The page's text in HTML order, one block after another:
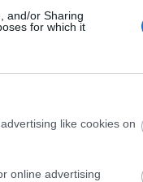
and/or Sharing
for which it
like cookies on
online advertising
είναι φυσικά η
επίσης, να πάρεις
Επομένως:
επαρκώς.
ρύπους.
και να
τακτικά με